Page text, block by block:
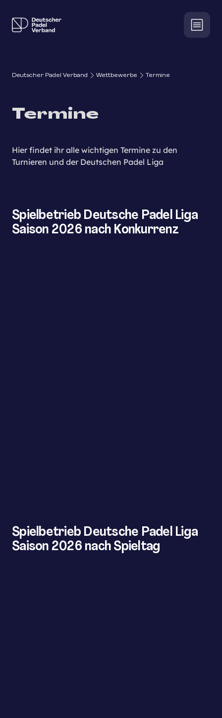
Deutscher Padel Verband Wettbewerbe Termine
Termine
Hier findet ihr alle wichtigen Termine zu den
Turnieren und der Deutschen Padel Liga
Spielbetrieb Deutsche Padel Liga
Saison 2026 nach Konkurrenz
Spielbetrieb Deutsche Padel Liga
Saison 2026 nach Spieltag